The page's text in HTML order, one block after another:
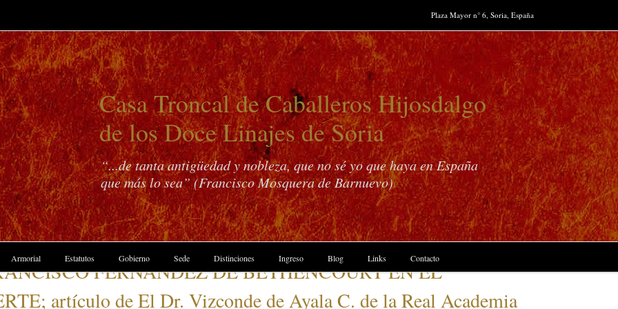
Plaza Mayor n° 6, Soria, España
Casa Troncal de Caballeros Hijosdalgo
de los Doce Linajes de Soria
“...de tanta antigüedad y nobleza, que no sé yo que haya en España
que más lo sea” (Francisco Mosquera de Barnuevo)
Armorial Estatutos Gobierno Sede Distinciones Ingreso Blog Links Contacto
FERNÁNDEZ DE BETHENCOURT EN EL
artículo de El Dr. Vizconde de Ayala C. de la Real Academia